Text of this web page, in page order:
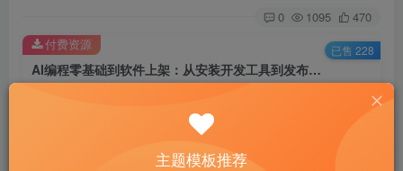
0 1095 470
AI编程零基础到软件上架：从安装开发工具到发布上线，普通人也能做出小程序并上架应用商店
9.9
付费资源 已售 228
主题模板推荐